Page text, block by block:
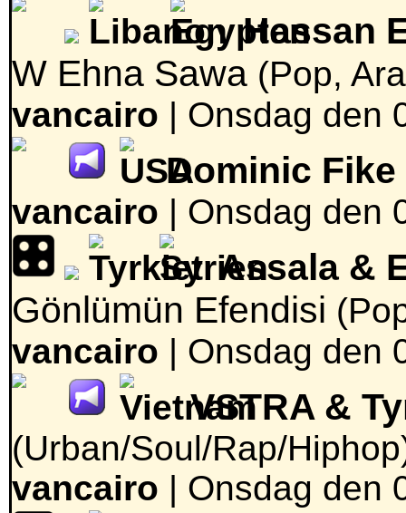
Hassan
W Ehna Sawa (Pop,
vancairo | Onsdag den
Dominic Fike
vancairo | Onsdag den
Assala &
Gönlümün Efendisi
vancairo | Onsdag den
VSTRA &
(Urban/Soul/Rap/
vancairo | Onsdag den